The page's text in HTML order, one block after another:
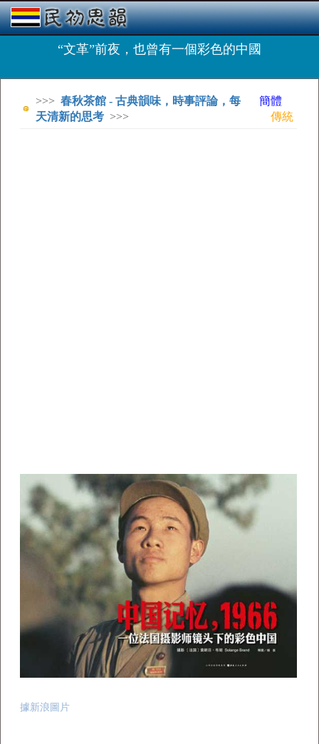
“文革”前夜，也曾有一個彩色的中國
>>> 春秋茶館 - 古典韻味，時事評論，每
天清新的思考 >>>
簡體
傳統
據新浪圖片